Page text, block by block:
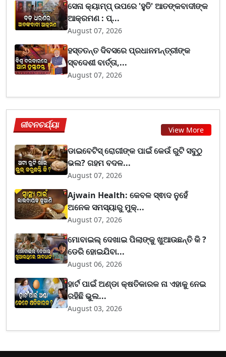
ସେନା କ୍ୟାମ୍ପ୍ ଉପରେ 'ହୁତି' ଆତଙ୍କବାଦୀଙ୍କ
ଆକ୍ରମଣ : ପ୍...
August 07, 2026
ହସ୍ତତନ୍ତ ଦିବସରେ ପ୍ରଧାନମନ୍ତ୍ରୀଙ୍କ
ସ୍ବଦେଶୀ ବାର୍ତ୍ତା,...
August 07, 2026
ଜୀବନଚର୍ଯ୍ୟା View More
ଡାଇବେଟିସ୍ ରୋଗୀଙ୍କ ପାଇଁ କେଉଁ ରୁଟି ସବୁଠୁ
ଭଲ? ଗହମ ବଦଳ...
August 07, 2026
Ajwain Health: କେବଳ ସ୍ଵାଦ ନୁହେଁ
ଅନେକ ସମସ୍ୟାରୁ ମୁକ୍...
August 07, 2026
ମୋବାଇଲ୍ ଦେଖାଇ ପିଲାଙ୍କୁ ଖୁଆଉଛନ୍ତି କି ?
ଡେରି ହୋଇଯିବା...
August 06, 2026
ହାର୍ଟ ପାଇଁ ଅଣ୍ଡା କ୍ଷତିକାରକ ନା ଏହାକୁ ନେଇ
ରହିଛି ଭୁଲ...
August 03, 2026